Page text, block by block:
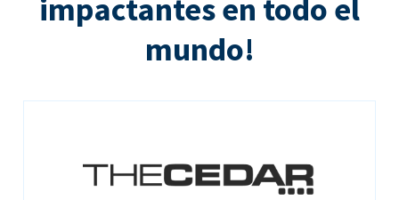
impactantes en todo el
mundo!